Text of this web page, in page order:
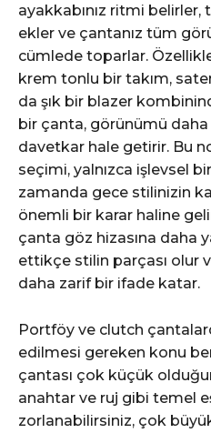
ayakkabınız ritmi belirler,
ekler ve çantanız tüm
cümlede toparlar.
krem tonlu bir takım,
da şık bir blazer
bir çanta, görünümü
davetkar hale getirir. Bu
seçimi, yalnızca işlevsel
zamanda gece stilinizin
önemli bir karar haline
çanta göz hizasına daha
ettikçe stilin parçası olur
daha zarif bir ifade katar.
Portföy ve clutch
edilmesi gereken konu
çantası çok küçük
anahtar ve ruj gibi temel
zorlanabilirsiniz, çok